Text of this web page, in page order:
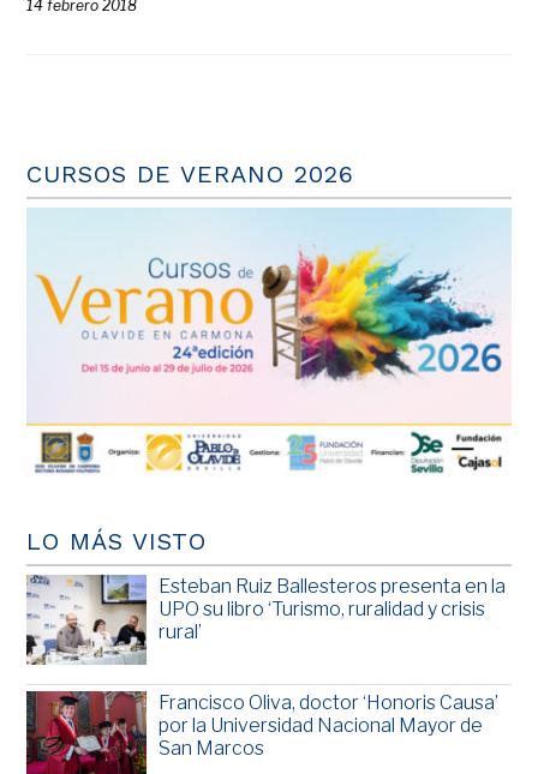
14 febrero 2018
CURSOS DE VERANO 2026
LO MÁS VISTO
Esteban Ruiz Ballesteros presenta en la
UPO su libro ‘Turismo, ruralidad y crisis
rural’
Francisco Oliva, doctor ‘Honoris Causa’
por la Universidad Nacional Mayor de
San Marcos